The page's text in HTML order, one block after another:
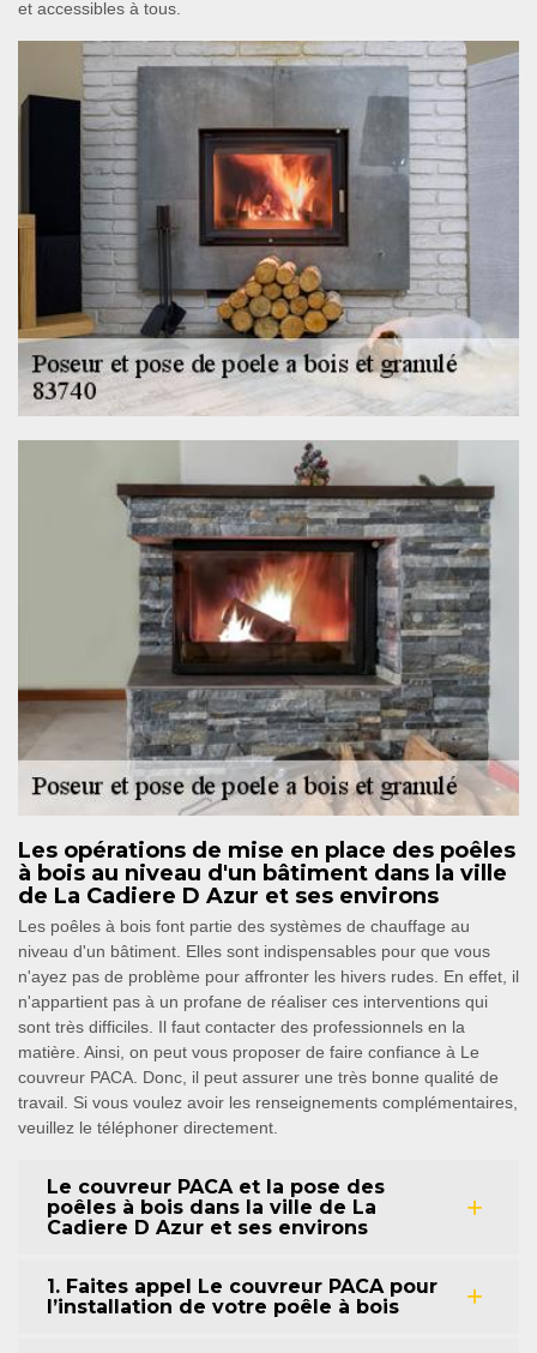
et accessibles à tous.
Les opérations de mise en place des poêles
à bois au niveau d'un bâtiment dans la ville
de La Cadiere D Azur et ses environs
Les poêles à bois font partie des systèmes de chauffage au
niveau d'un bâtiment. Elles sont indispensables pour que vous
n'ayez pas de problème pour affronter les hivers rudes. En effet, il
n'appartient pas à un profane de réaliser ces interventions qui
sont très difficiles. Il faut contacter des professionnels en la
matière. Ainsi, on peut vous proposer de faire confiance à Le
couvreur PACA. Donc, il peut assurer une très bonne qualité de
travail. Si vous voulez avoir les renseignements complémentaires,
veuillez le téléphoner directement.
Le couvreur PACA et la pose des
poêles à bois dans la ville de La
Cadiere D Azur et ses environs
1. Faites appel Le couvreur PACA pour
l’installation de votre poêle à bois